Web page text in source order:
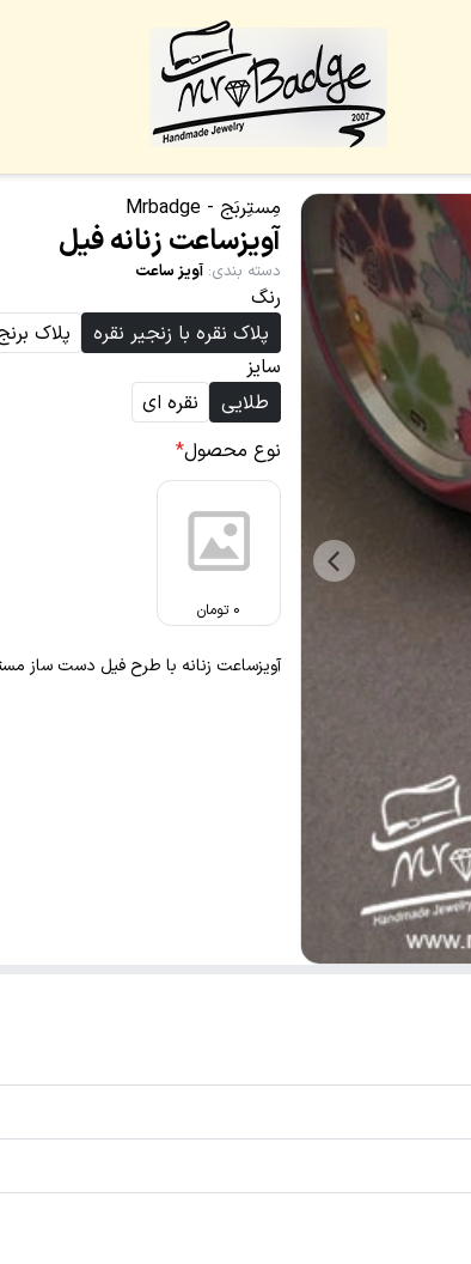
مِستِربَج - Mrbadge
آویزساعت زنانه فیل
دسته بندی: آویز ساعت
رنگ
پلاک نقره با زنجیر نقره
پلاک
سایز
طلایی
نقره ای
نوع محصول*
0 تومان
آویزساعت زنانه با طرح فیل دست ساز